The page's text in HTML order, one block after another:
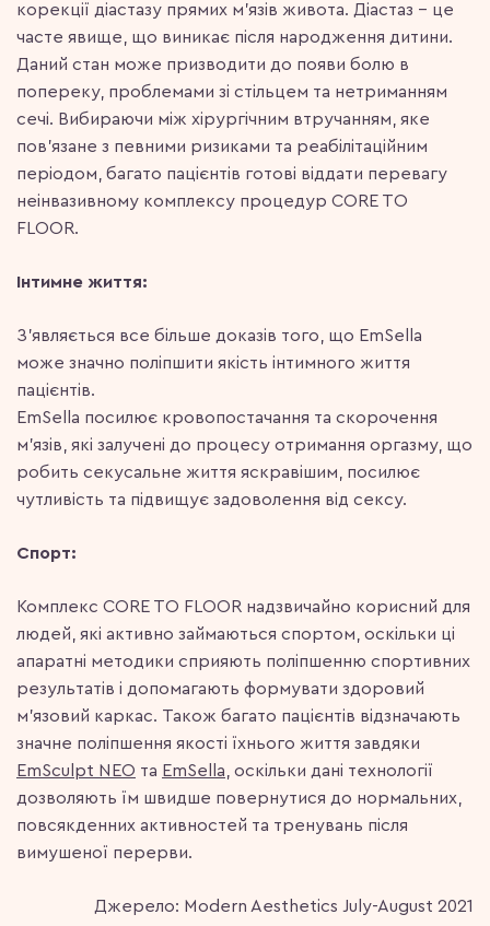
корекції діастазу прямих м’язів живота. Діастаз – це
часте явище, що виникає після народження дитини.
Даний стан може призводити до появи болю в
попереку, проблемами зі стільцем та нетриманням
сечі. Вибираючи між хірургічним втручанням, яке
пов’язане з певними ризиками та реабілітаційним
періодом, багато пацієнтів готові віддати перевагу
неінвазивному комплексу процедур CORE TO
FLOOR.
Інтимне життя:
З’являється все більше доказів того, що EmSella
може значно поліпшити якість інтимного життя
пацієнтів.
EmSella посилює кровопостачання та скорочення
м’язів, які залучені до процесу отримання оргазму, що
робить секусальне життя яскравішим, посилює
чутливість та підвищує задоволення від сексу.
Спорт:
Комплекс CORE TO FLOOR надзвичайно корисний для
людей, які активно займаються спортом, оскільки ці
апаратні методики сприяють поліпшенню спортивних
результатів і допомагають формувати здоровий
м’язовий каркас. Також багато пацієнтів відзначають
значне поліпшення якості їхнього життя завдяки
EmSculpt NEO та EmSella , оскільки дані технології
дозволяють їм швидше повернутися до нормальних,
повсякденних активностей та тренувань після
вимушеної перерви.
Джерело: Modern Aesthetics July-August 2021